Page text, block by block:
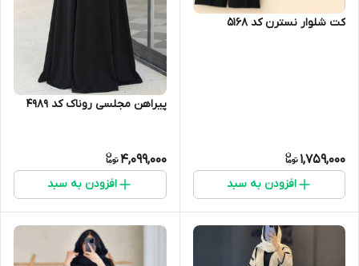
کت شلوار نسترن کد 5168
1,759,000
افزودن به سبد
پیراهن مجلسی روناک کد 4989
4,099,000
افزودن به سبد